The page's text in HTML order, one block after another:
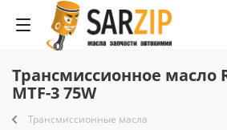
Трансмиссионное масло
MTF-3 75W
Трансмиссионные масла